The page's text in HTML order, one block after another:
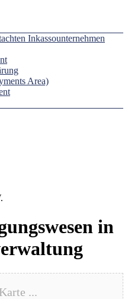
Inkassounternehmen
Area)
in
...